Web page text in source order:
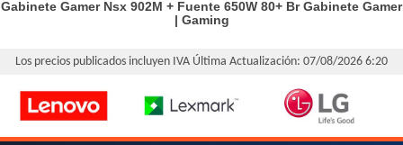
Gabinete Gamer Nsx 902M + Fuente 650W 80+ Br Gabinete Gamer
| Gaming
Los precios publicados incluyen IVA Última Actualización: 07/08/2026 6:20